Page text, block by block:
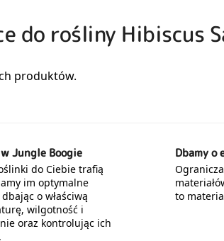
do rośliny Hibiscus
Jungle Boogie
do Ciebie trafią
im optymalne
o właściwą
wilgotność i
oraz kontrolując ich
Dbamy o
to